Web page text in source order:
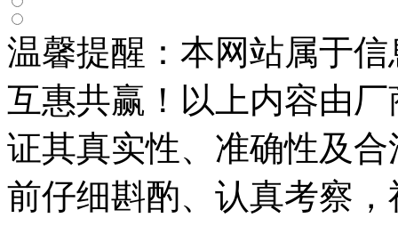
温馨提醒：本网站属于
互惠共赢！以上内容由
证其真实性、准确性及
前仔细斟酌、认真考察